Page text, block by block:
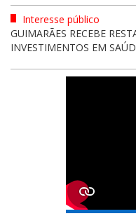
Interesse público
GUIMARÃES RECEBE
INVESTIMENTOS EM